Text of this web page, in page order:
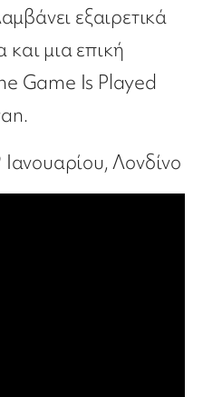
εξαιρετικά
μια επική
Game Is Played
Λονδίνο